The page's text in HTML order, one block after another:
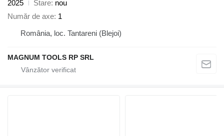
2025
Stare nou
Număr de axe 1
România, loc. Tantareni (Blejoi)
MAGNUM TOOLS RP SRL